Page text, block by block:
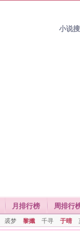
小说
月排行榜 周排行
裘梦 黎孅 千寻 于晴